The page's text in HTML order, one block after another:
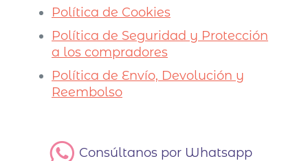
Política de Cookies
Política de Seguridad y Protección
a los compradores
Política de Envío, Devolución y
Reembolso
Consúltanos por Whatsapp